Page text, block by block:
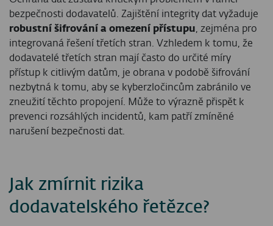
bezpečnosti dodavatelů. Zajištění integrity dat vyžaduje
robustní šifrování a omezení přístupu, zejména pro
integrovaná řešení třetích stran. Vzhledem k tomu, že
dodavatelé třetích stran mají často do určité míry
přístup k citlivým datům, je obrana v podobě šifrování
nezbytná k tomu, aby se kyberzločincům zabránilo ve
zneužití těchto propojení. Může to výrazně přispět k
prevenci rozsáhlých incidentů, kam patří zmíněné
narušení bezpečnosti dat.
Jak zmírnit rizika
dodavatelského řetězce?